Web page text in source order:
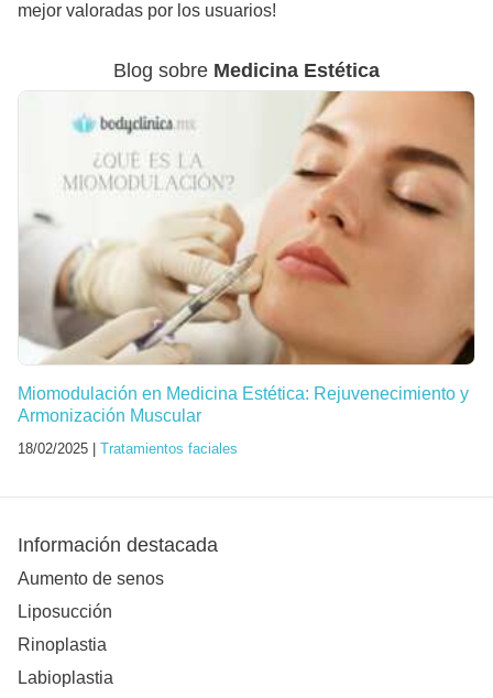
mejor valoradas por los usuarios!
Blog sobre Medicina Estética
Miomodulación en Medicina Estética: Rejuvenecimiento y
Armonización Muscular
18/02/2025 | Tratamientos faciales
Información destacada
Aumento de senos
Liposucción
Rinoplastia
Labioplastia